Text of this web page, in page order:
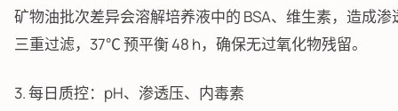
矿物油批次差异会溶解培养液中的 BSA、维生素，造成
三重过滤，37℃ 预平衡 48 h，确保无过氧化物残留。
3. 每日质控：pH、渗透压、内毒素